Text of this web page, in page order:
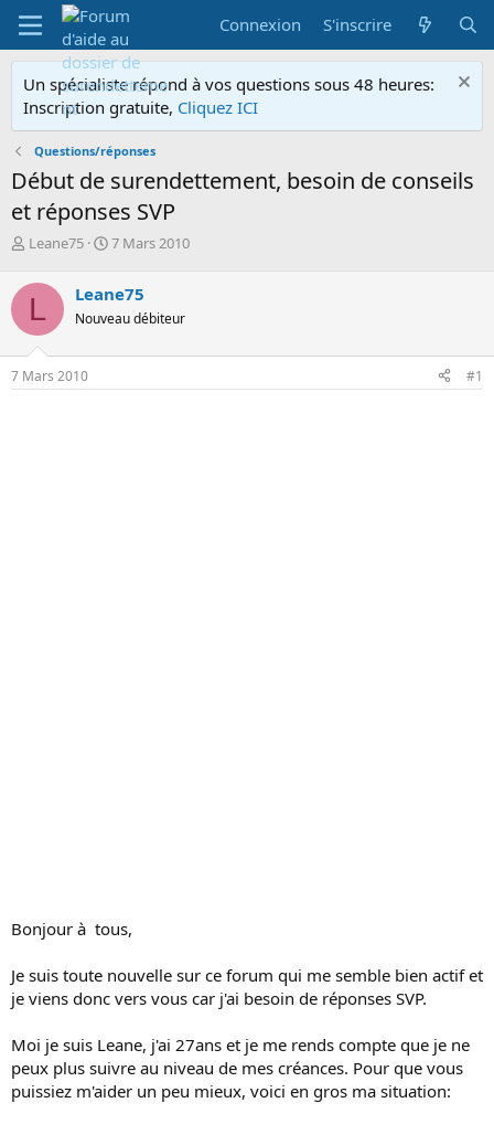
Connexion S'inscrire
Un spécialiste répond à vos questions sous 48 heures:
Inscription gratuite, Cliquez ICI
Questions/réponses
Début de surendettement, besoin de conseils
et réponses SVP
A
t
e
u
r
d
e
Leane75
D
e
d
d
7 Mars 2010
L Leane75
Nouveau débiteur
7 Mars 2010 #1
Bonjour à tous,
Je suis toute nouvelle sur ce forum qui me semble bien actif et
je viens donc vers vous car j'ai besoin de réponses SVP.
Moi je suis Leane, j'ai 27ans et je me rends compte que je ne
peux plus suivre au niveau de mes créances. Pour que vous
puissiez m'aider un peu mieux, voici en gros ma situation: